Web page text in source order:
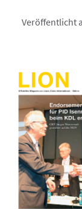
Veröffentlicht